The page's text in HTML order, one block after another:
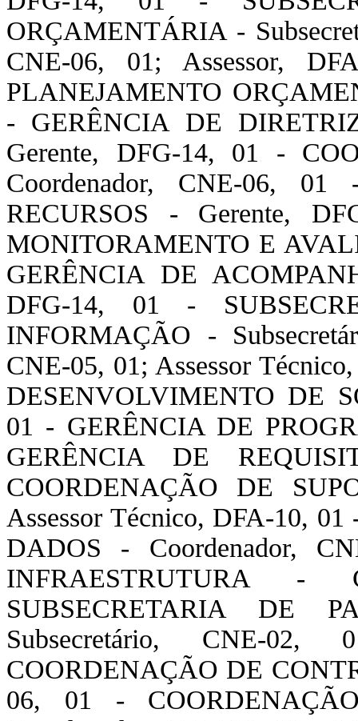
ORÇAMENTÁRIA -
CNE-06, 01; Assessor,
PLANEJAMENTO
- GERÊNCIA DE
Gerente, DFG-14, 01 -
Coordenador, CNE-06,
RECURSOS - Gerente,
MONITORAMENTO E
GERÊNCIA DE
DFG-14, 01 -
INFORMAÇÃO -
CNE-05, 01; Assessor
DESENVOLVIMENTO DE
01 - GERÊNCIA DE
GERÊNCIA DE
COORDENAÇÃO DE
Assessor Técnico, DFA-10,
DADOS - Coordenador,
INFRAESTRUTURA -
SUBSECRETARIA DE
Subsecretário, CNE-
COORDENAÇÃO DE
06, 01 -